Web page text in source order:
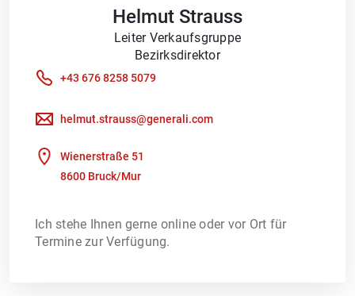
Helmut Strauss
Leiter Verkaufsgruppe
Bezirksdirektor
+43 676 8258 5079
helmut.strauss@generali.com
Wienerstraße 51
8600 Bruck/Mur
Ich stehe Ihnen gerne online oder vor Ort für
Termine zur Verfügung.